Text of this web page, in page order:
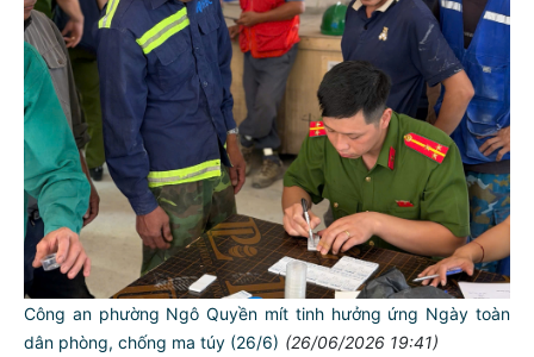
Công an phường Ngô Quyền mít tinh hưởng ứng Ngày toàn
dân phòng, chống ma túy (26/6) (26/06/2026 19:41)